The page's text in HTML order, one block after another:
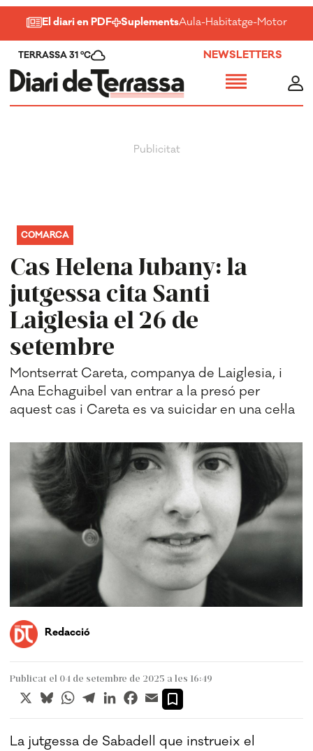
El diari en PDF SuplementsAula-Habitatge-Motor-
TERRASSA 31 ºC NEWSLETTERS
Cas Helena Jubany: la
jutgessa cita Santi
Laiglesia el 26 de
setembre
COMARCA
Montserrat Careta, companya de Laiglesia, i
Ana Echaguibel van entrar a la presó per
aquest cas i Careta es va suicidar en una cel·la
Redacció
Publicat el 04 de setembre de 2025 a les 16:49
X BlueskyWhatsApp
TelegramLinkedInFacebook
Email
La jutgessa de Sabadell que instrueix el